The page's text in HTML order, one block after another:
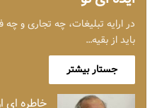
در ارایه تبلیغات، چه تجاری و چه
باید از بقیه…
جستار بیشتر
خاطره ای